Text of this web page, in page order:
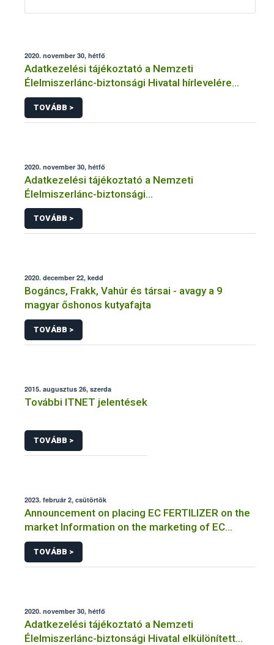
2020. november 30, hétfő
Adatkezelési tájékoztató a Nemzeti
Élelmiszerlánc-biztonsági Hivatal hírlevelére
történő regisztrációhoz kapcsolódó
adatkezelések vonatkozásában
TOVÁBB >
2020. november 30, hétfő
Adatkezelési tájékoztató a Nemzeti
Élelmiszerlánc-biztonsági
Hivatal tevékenységéhez kötődő érintetti jogok
gyakorlásával összefüggő adatkezeléseihez
TOVÁBB >
2020. december 22, kedd
Bogáncs, Frakk, Vahúr és társai - avagy a 9
magyar őshonos kutyafajta
TOVÁBB >
2015. augusztus 26, szerda
További ITNET jelentések
TOVÁBB >
2023. február 2, csütörtök
Announcement on placing EC FERTILIZER on the
market Information on the marketing of EC
FERTILIZER and the application for a certificate
TOVÁBB >
2020. november 30, hétfő
Adatkezelési tájékoztató a Nemzeti
Élelmiszerlánc-biztonsági Hivatal elkülönített